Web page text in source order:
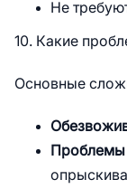
Не
10. Какие
Основные